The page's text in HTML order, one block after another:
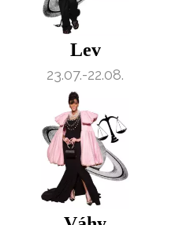
Lev
23.07.-22.08.